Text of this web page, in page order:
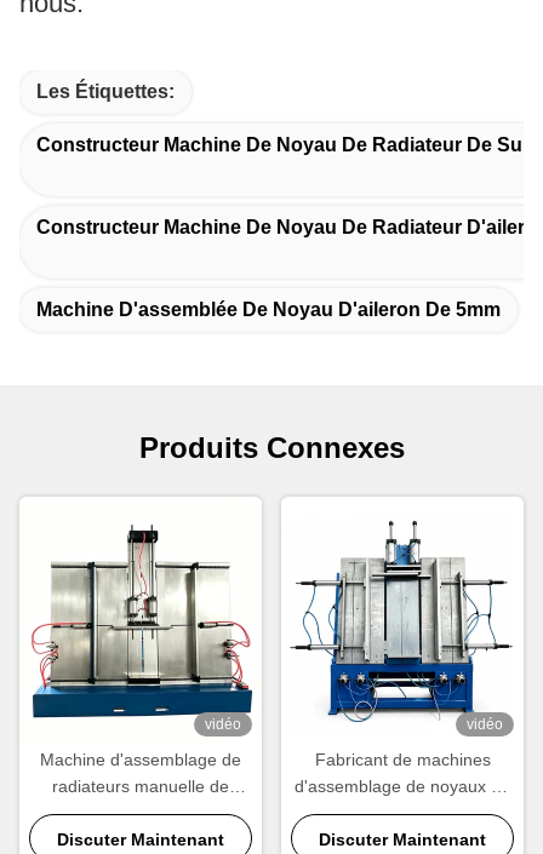
Les Étiquettes:
Constructeur Machine De Noyau De Radiateur De
Constructeur Machine De Noyau De Radiateur
Machine D'assemblée De Noyau D'aileron De 5mm
Produits Connexes
vidéo
Machine d'assemblage de
radiateurs manuelle de
grande taille | Équipement
d'assemblage d'échangeurs
Discuter Maintenant
vidéo
Fabricant de machines
d'assemblage de noyaux de
radiateurs.
Discuter Maintenant